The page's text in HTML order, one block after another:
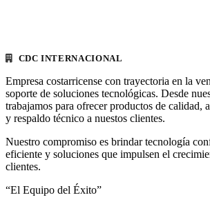
CDC INTERNACIONAL
Empresa costarricense con trayectoria en la
soporte de soluciones tecnológicas. Desde
trabajamos para ofrecer productos de calidad,
y respaldo técnico a nuestos clientes.
Nuestro compromiso es brindar tecnología
eficiente y soluciones que impulsen el
clientes.
“El Equipo del Éxito”